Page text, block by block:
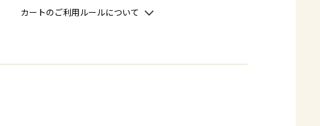
カートのご利用ルールについて